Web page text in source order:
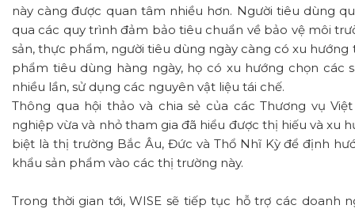
này càng được quan tâm nhiều hơn. Người tiêu dùng
qua các quy trình đảm bảo tiêu chuẩn về bảo vệ môi
sản, thực phẩm, người tiêu dùng ngày càng có xu
phẩm tiêu dùng hàng ngày, họ có xu hướng chọn các
nhiều lần, sử dụng các nguyên vật liệu tái chế.
Thông qua hội thảo và chia sẻ của các Thương vụ
nghiệp vừa và nhỏ tham gia đã hiểu được thị hiếu và xu
biệt là thị trường Bắc Âu, Đức và Thổ Nhĩ Kỳ để định
khẩu sản phẩm vào các thị trường này.
Trong thời gian tới, WISE sẽ tiếp tục hỗ trợ các doanh